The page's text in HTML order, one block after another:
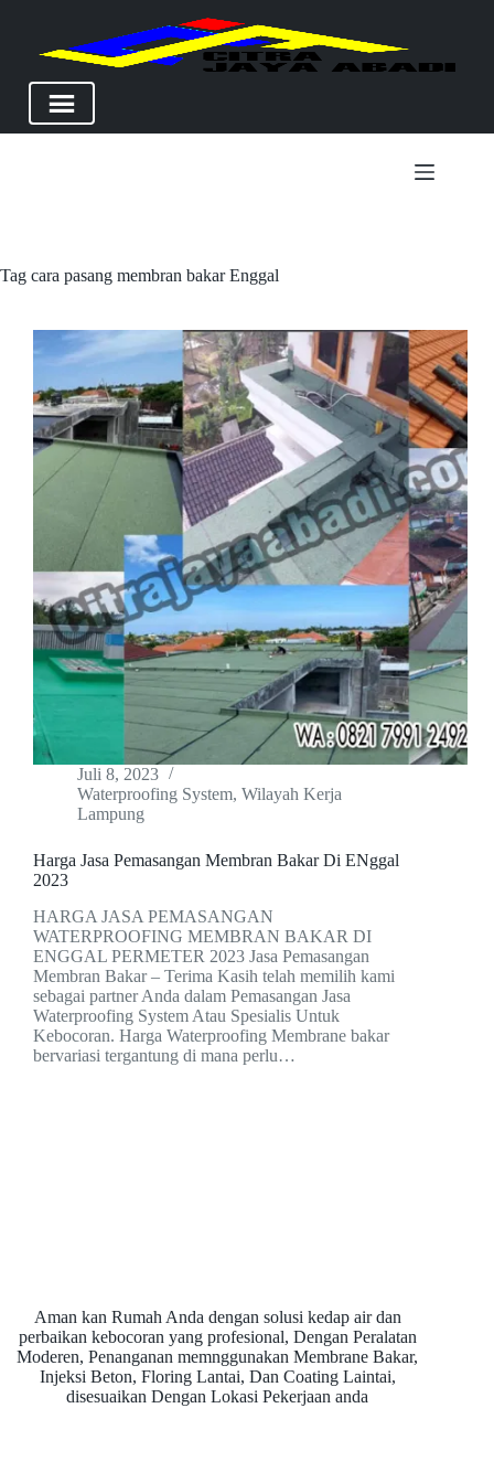
Tag cara pasang membran bakar Enggal
Juli 8, 2023
Waterproofing System, Wilayah Kerja
Lampung
Harga Jasa Pemasangan Membran Bakar Di ENggal
2023
HARGA JASA PEMASANGAN
WATERPROOFING MEMBRAN BAKAR DI
ENGGAL PERMETER 2023 Jasa Pemasangan
Membran Bakar – Terima Kasih telah memilih kami
sebagai partner Anda dalam Pemasangan Jasa
Waterproofing System Atau Spesialis Untuk
Kebocoran. Harga Waterproofing Membrane bakar
bervariasi tergantung di mana perlu…
Aman kan Rumah Anda dengan solusi kedap air dan
perbaikan kebocoran yang profesional, Dengan Peralatan
Moderen, Penanganan memnggunakan Membrane Bakar,
Injeksi Beton, Floring Lantai, Dan Coating Laintai,
disesuaikan Dengan Lokasi Pekerjaan anda